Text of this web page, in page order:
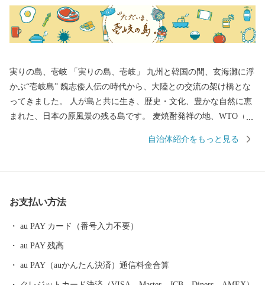
実りの島、壱岐 「実りの島、壱岐」 九州と韓国の間、玄海灘に浮
かぶ“壱岐島” 魏志倭人伝の時代から、大陸との交流の架け橋とな
ってきました。 人が島と共に生き、歴史・文化、豊かな自然に恵
まれた、日本の原風景の残る島です。 麦焼酎発祥の地、WTO（世
牛、ウニ、海産物など、豊饒な自然が育むS級食材。 国特別史跡
自治体紹介をもっと見る
お支払い方法
au PAY カード（番号入力不要）
au PAY 残高
au PAY（auかんたん決済）通信料金合算